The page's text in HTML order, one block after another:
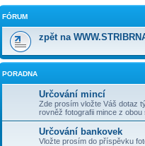
FÓRUM
zpět na
PORADNA
Určování mincí
Zde prosím vložte Váš dotaz
rovněž fotografii mince z obou
Určování bankovek
Vložte prosím do příspěvku